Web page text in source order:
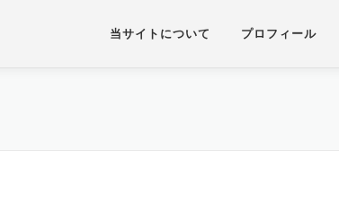
当サイトについて プロフィール